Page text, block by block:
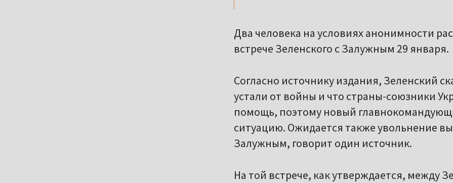
Два человека на условиях анонимности
встрече Зеленского с Залужным 29 января.
Согласно источнику издания, Зеленский
устали от войны и что страны-союзники
помощь, поэтому новый
ситуацию. Ожидается также увольнение
Залужным, говорит один источник.
На той встрече, как утверждается, между